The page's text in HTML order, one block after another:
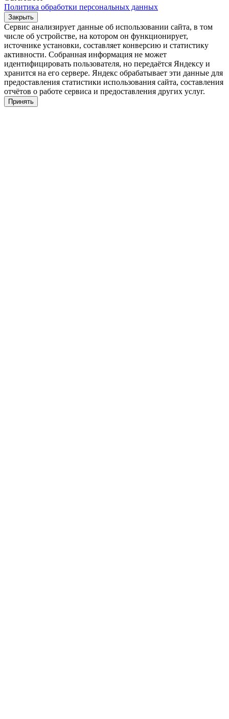
Политика обработки персональных данных
Закрыть
Сервис анализирует данные об использовании сайта, в том
числе об устройстве, на котором он функционирует,
источнике установки, составляет конверсию и статистику
активности. Собранная информация не может
идентифицировать пользователя, но передаётся Яндексу и
хранится на его сервере. Яндекс обрабатывает эти данные для
предоставления статистики использования сайта, составления
отчётов о работе сервиса и предоставления других услуг.
Принять